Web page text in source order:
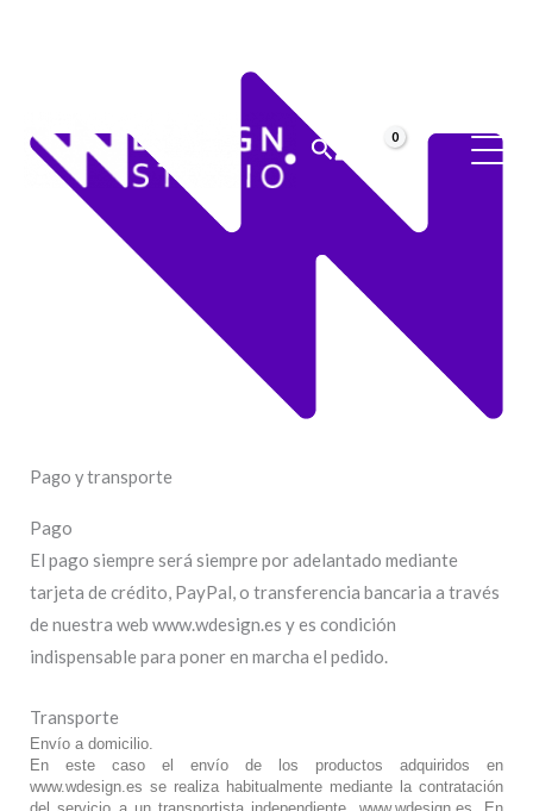
Pago y transporte
Pago
El pago siempre será siempre por adelantado mediante
tarjeta de crédito, PayPal, o transferencia bancaria a través
de nuestra web www.wdesign.es y es condición
indispensable para poner en marcha el pedido.
Transporte
Envío a domicilio.
En este caso el envío de los productos adquiridos en
www.wdesign.es se realiza habitualmente mediante la contratación
Buscar